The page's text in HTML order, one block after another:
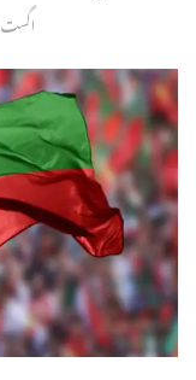
اگست 23, 2025